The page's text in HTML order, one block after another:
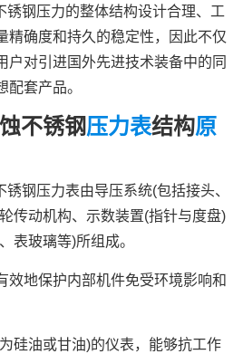
锈钢压力的整体结构设计合理、工
精确度和持久的稳定性，因此不仅
户对引进国外先进技术装备中的同
配套产品。
不锈钢压力表结构原
钢压力表由导压系统(包括接头、
传动机构、示数装置(指针与度盘)
表玻璃等)所组成。
效地保护内部机件免受环境影响和
硅油或甘油)的仪表，能够抗工作